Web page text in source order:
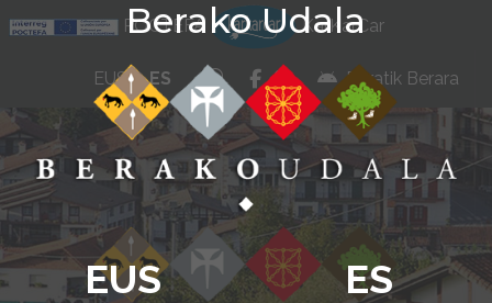
Berako Udala
EUS ES
POCTEFA KarKarCar
EUS ES whatsapp
facebook
instagram
Beratik Berara